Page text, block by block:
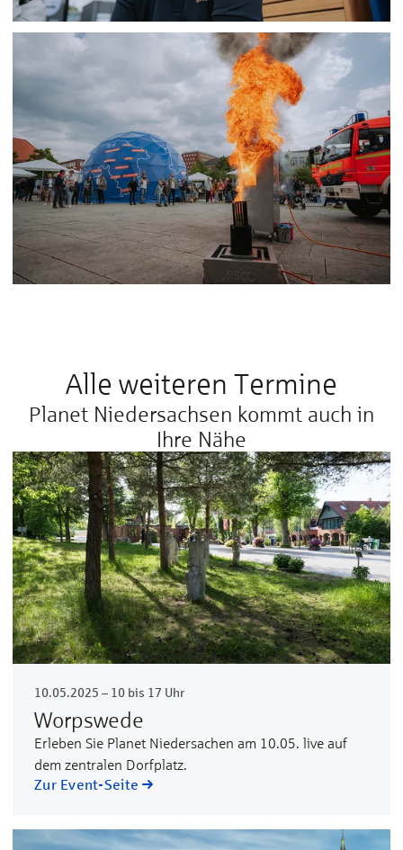
Alle weiteren Termine
Planet Niedersachsen kommt auch in
Ihre Nähe
10.05.2025 – 10 bis 17 Uhr
Worpswede
Erleben Sie Planet Niedersachen am 10.05. live auf
dem zentralen Dorfplatz.
Zur Event-Seite